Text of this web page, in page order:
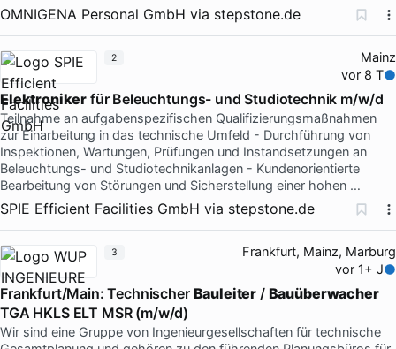
OMNIGENA Personal GmbH via stepstone.de
Mainz
vor 8 T
Elektroniker für Beleuchtungs- und Studiotechnik m/w/d
Teilnahme an aufgabenspezifischen Qualifizierungsmaßnahmen
zur Einarbeitung in das technische Umfeld - Durchführung von
Inspektionen, Wartungen, Prüfungen und Instandsetzungen an
Beleuchtungs- und Studiotechnikanlagen - Kundenorientierte
Bearbeitung von Störungen und Sicherstellung einer hohen …
SPIE Efficient Facilities GmbH via stepstone.de
2
Frankfurt, Mainz, Marburg
vor 1+ J
Frankfurt/Main: Technischer Bauleiter / Bauüberwacher
TGA HKLS ELT MSR (m/w/d)
Wir sind eine Gruppe von Ingenieurgesellschaften für technische
3